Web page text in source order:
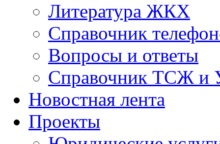
Литература ЖКХ
Справочник
Вопросы и ответы
Справочник ТСЖ и
Новостная лента
Проекты